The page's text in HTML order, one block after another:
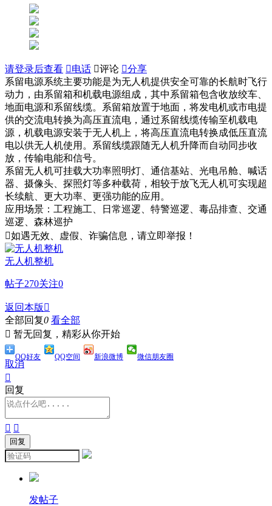
请登录后查看 电话 评论 分享
系留电源系统主要功能是为无人机提供安全可靠的长航时飞行
动力，由系留箱和机载电源组成，其中系留箱包含收放绞车、
地面电源和系留线缆。系留箱放置于地面，将发电机或市电提
供的交流电转换为高压直流电，通过系留线缆传输至机载电
源，机载电源安装于无人机上，将高压直流电转换成低压直流
电以供无人机使用。系留线缆跟随无人机升降而自动同步收
放，传输电能和信号。
系留无人机可挂载大功率照明灯、通信基站、光电吊舱、喊话
器、摄像头、探照灯等多种载荷，相较于放飞无人机可实现超
长续航、更大功率、更强功能的应用。
应用场景：工程施工、日常巡逻、特警巡逻、毒品排查、交通
巡逻、森林巡护
如遇无效、虚假、诈骗信息，请立即举报！
无人机整机
帖子270关注0
返回本版 
全部回复0 看全部
 暂无回复，精彩从你开始
QQ好友 QQ空间 新浪微博 微信朋友圈
取消

回复
 
发帖子